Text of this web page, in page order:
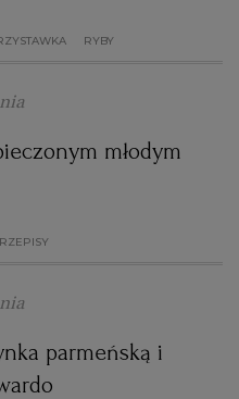
RYBY
młodym
parmeńską i